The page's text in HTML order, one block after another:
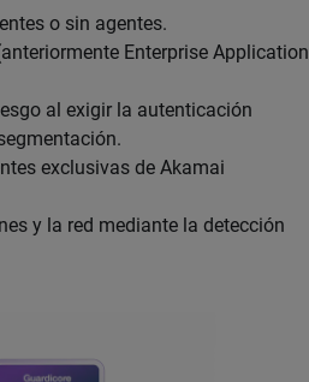
o sin agentes.
Enterprise Application
al exigir la autenticación
exclusivas de Akamai
y la red mediante la detección